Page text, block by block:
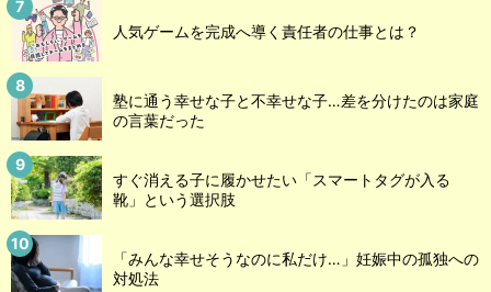
人気ゲームを完成へ導く責任者の仕事とは？
塾に通う幸せな子と不幸せな子…差を分けたのは家庭
の言葉だった
すぐ消える子に履かせたい「スマートタグが入る
靴」という選択肢
「みんな幸せそうなのに私だけ…」妊娠中の孤独への
対処法